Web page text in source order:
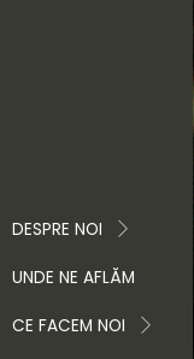
DESPRE NOI
UNDE NE AFLĂM
CE FACEM NOI